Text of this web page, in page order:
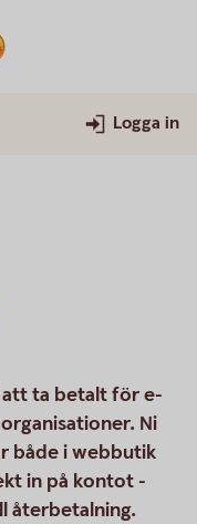
Logga in
att ta betalt för e-
Ni
både i webbutik
in på kontot -
återbetalning.